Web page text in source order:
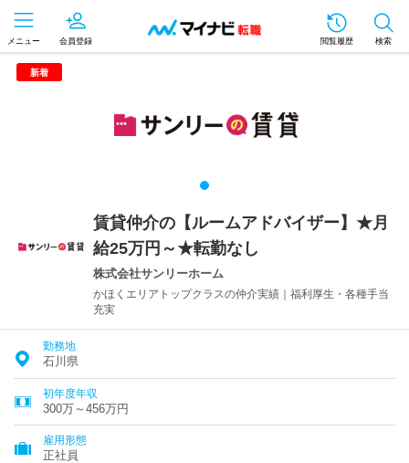
メニュー 会員登録 閲覧履歴 検索
新着
賃貸仲介の【ルームアドバイザー】★月
給25万円～★転勤なし
株式会社サンリーホーム
かほくエリアトップクラスの仲介実績｜福利厚生・各種手当
充実
勤務地
石川県
初年度年収
300万～456万円
雇用形態
正社員